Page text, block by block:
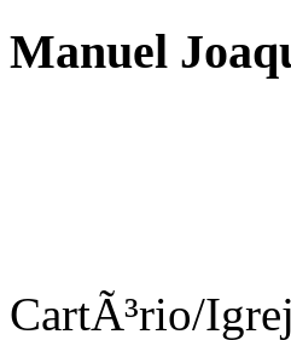
Manuel
CartÃ³rio/